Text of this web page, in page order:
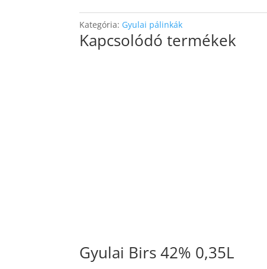
mennyiség
Kategória: Gyulai pálinkák
Kapcsolódó termékek
Gyulai Birs 42% 0,35L